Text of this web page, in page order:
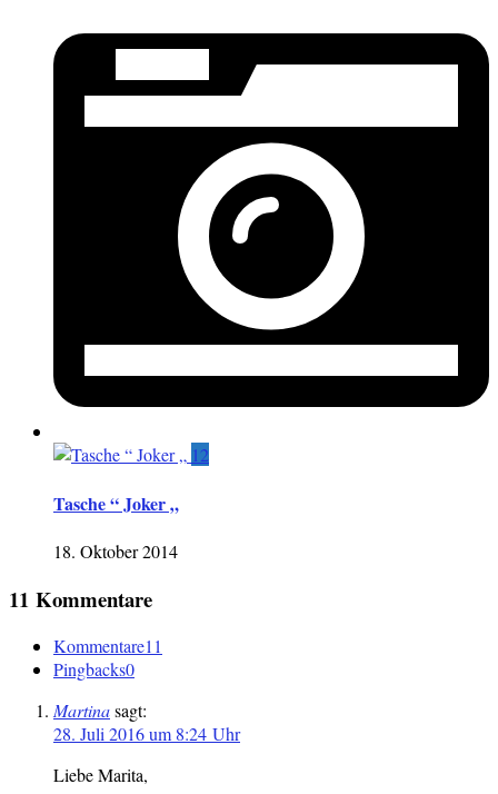
12
Tasche “ Joker „
18. Oktober 2014
11 Kommentare
Kommentare11
Pingbacks0
Martinasagt:
28. Juli 2016 um 8:24 Uhr
Liebe Marita,